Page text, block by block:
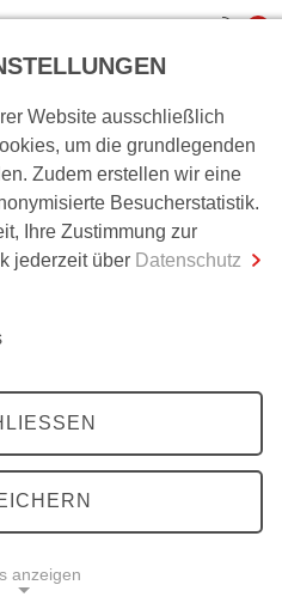
0,00 €
Zur Kasse
Website ausschließlich
um die grundlegenden
Zudem erstellen wir eine
Besucherstatistik.
Ihre Zustimmung zur
jederzeit über Datenschutz
anzeigen